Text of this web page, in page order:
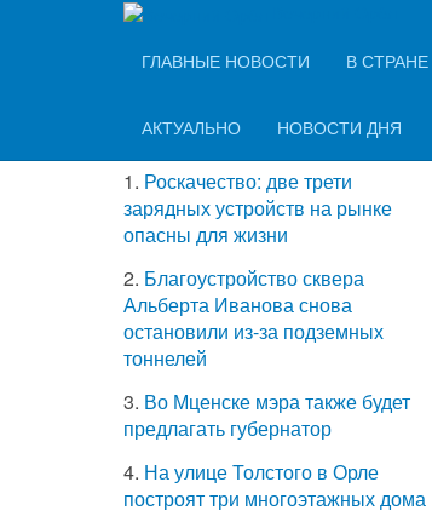
ГЛАВНЫЕ НОВОСТИ
В СТРАНЕ
АКТУАЛЬНО НОВОСТИ ДНЯ
1. Роскачество: две трети
зарядных устройств на рынке
опасны для жизни
2. Благоустройство сквера
Альберта Иванова снова
остановили из-за подземных
тоннелей
3. Во Мценске мэра также будет
предлагать губернатор
4. На улице Толстого в Орле
построят три многоэтажных дома